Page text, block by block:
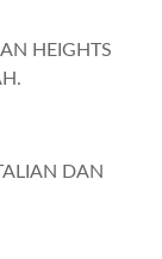
HEIGHTS
DAN